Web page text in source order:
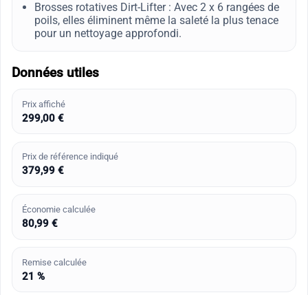
Brosses rotatives Dirt-Lifter : Avec 2 x 6 rangées de
poils, elles éliminent même la saleté la plus tenace
pour un nettoyage approfondi.
Données utiles
Prix affiché
299,00 €
Prix de référence indiqué
379,99 €
Économie calculée
80,99 €
Remise calculée
21 %